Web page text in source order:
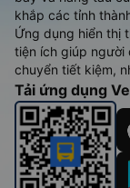
khắp các tỉnh
Ứng dụng hiển thị
tiện ích giúp người
chuyển tiết kiệm,
Tải ứng dụng